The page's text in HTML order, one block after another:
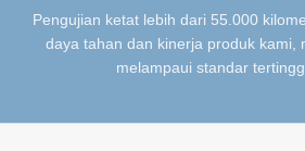
Pengujian ketat lebih dari 55.000
daya tahan dan kinerja produk kami,
melampaui standar